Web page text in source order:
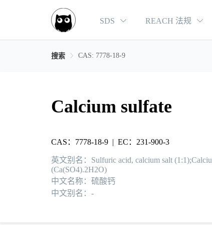
SDS REACH 法规
搜索 CAS: 7778-18-9
Calcium sulfate
CAS：7778-18-9 | EC：231-900-3
英文别名：Sulfuric acid, calcium salt
(Ca(SO4).2H2O)
中文名称：硫酸钙
中文别名：-